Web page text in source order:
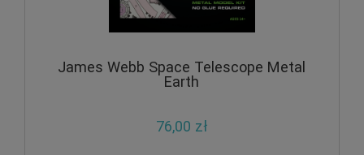
James Webb Space Telescope Metal
Earth
76,00 zł